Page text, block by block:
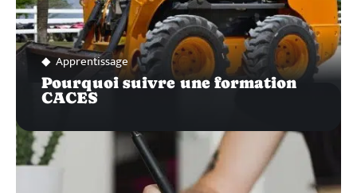
Apprentissage
Pourquoi suivre une formation
CACES